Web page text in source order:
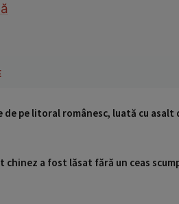
de pe litoral românesc, luată cu
chinez a fost lăsat fără un ceas